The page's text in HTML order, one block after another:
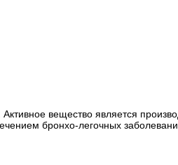
вещество является
бронхо-легочных